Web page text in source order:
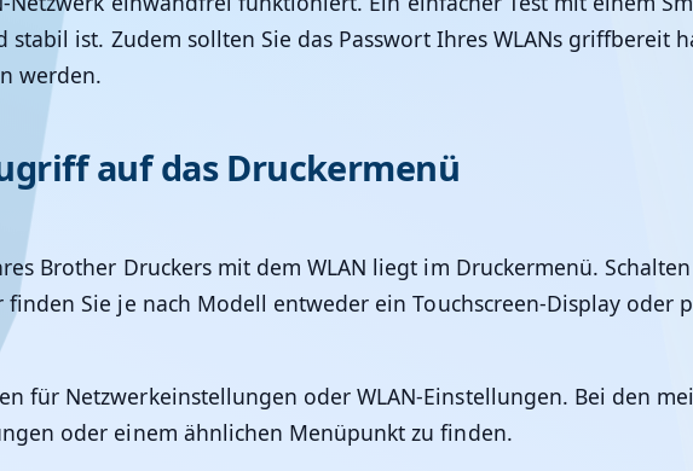
ist. Zudem sollten Sie das Passwort Ihres WLANs griffbereit
werden.
auf das Druckermenü
Brother Druckers mit dem WLAN liegt im Druckermenü.
Sie je nach Modell entweder ein Touchscreen-Display oder
für Netzwerkeinstellungen oder WLAN-Einstellungen. Bei den
oder einem ähnlichen Menüpunkt zu finden.